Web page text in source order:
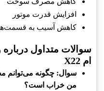
افزایش قدرت موتور
کاهش آسیب به
سوالات متداول
ام X22
سوال: چگونه می‌توانم
من خراب است؟